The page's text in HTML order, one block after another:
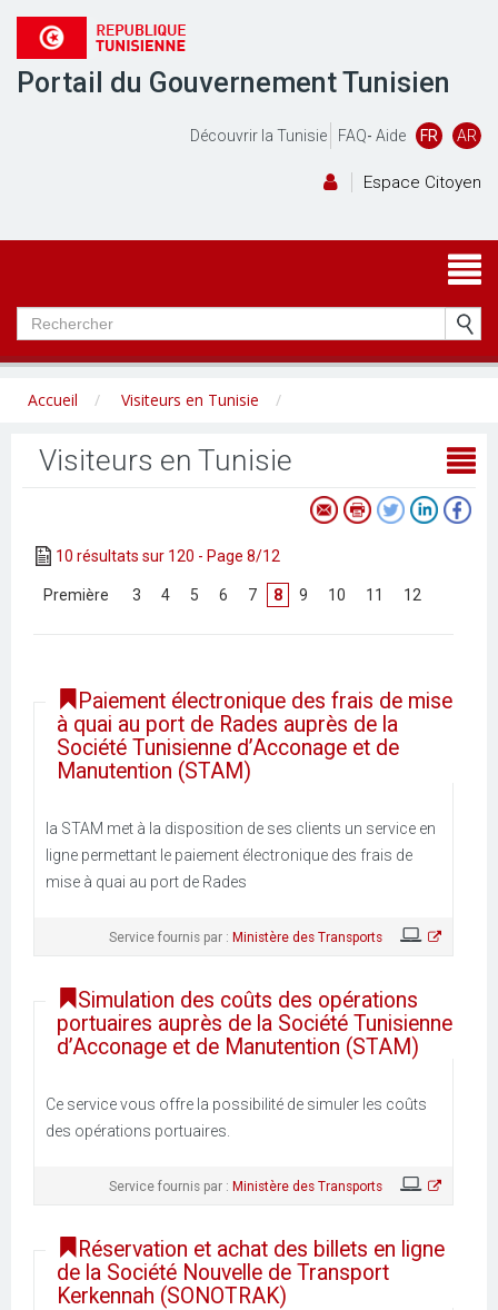
Portail du Gouvernement Tunisien
Découvrir la Tunisie FAQ- Aide FR AR
Espace Citoyen
Accueil Visiteurs en Tunisie
Visiteurs en Tunisie
10 résultats sur 120 - Page 8/12
Première 3 4 5 6 7 8 9 10 11 12
Paiement électronique des frais de mise
à quai au port de Rades auprès de la
Société Tunisienne d’Acconage et de
Manutention (STAM)
la STAM met à la disposition de ses clients un service en
ligne permettant le paiement électronique des frais de
mise à quai au port de Rades
Service fournis par : Ministère des Transports
Simulation des coûts des opérations
portuaires auprès de la Société Tunisienne
d’Acconage et de Manutention (STAM)
Ce service vous offre la possibilité de simuler les coûts
des opérations portuaires.
Service fournis par : Ministère des Transports
Réservation et achat des billets en ligne
de la Société Nouvelle de Transport
Kerkennah (SONOTRAK)